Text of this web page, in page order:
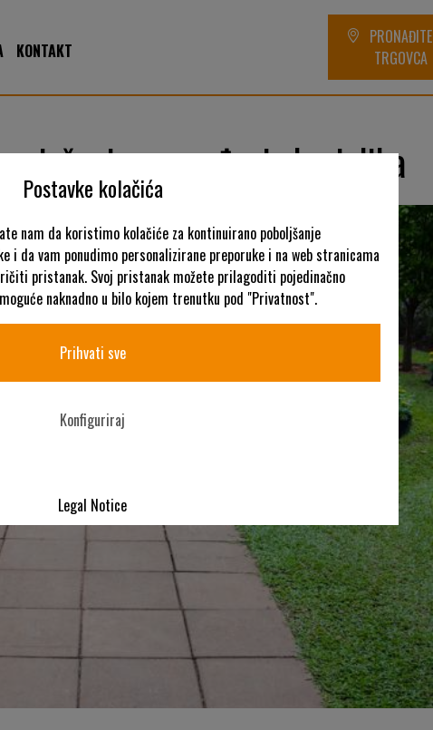
KONTAKT
PRONAĐITE
TRGOVCA
rješenja za uređenje krajolika
Postavke kolačića
nam da koristimo kolačiće za kontinuirano poboljšanje
i da vam ponudimo personalizirane preporuke i na web stranicama
pristanak. Svoj pristanak možete prilagoditi pojedinačno
naknadno u bilo kojem trenutku pod "Privatnost".
Prihvati sve
Konfiguriraj
Legal Notice